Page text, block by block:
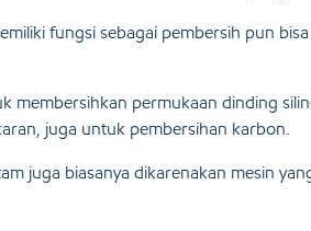
fungsi sebagai pembersih pun
membersihkan permukaan dinding
juga untuk pembersihan karbon.
juga biasanya dikarenakan mesin